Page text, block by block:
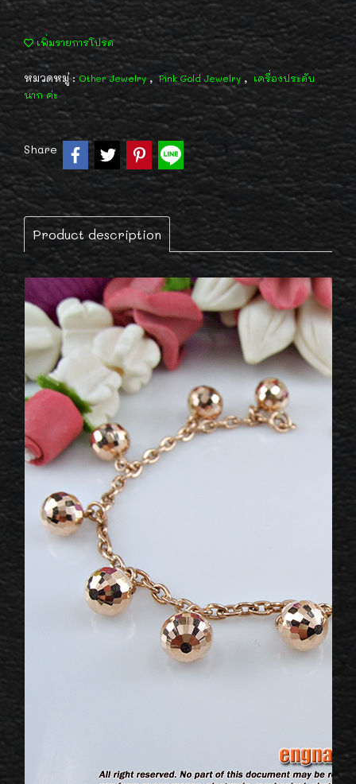
เพิ่มรายการโปรด
หมวดหมู่ :Other Jewelry, Pink Gold Jewelry , เครื่องประดับ
นาก ค่ะ
Share
Product description